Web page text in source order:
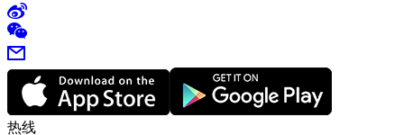
热线